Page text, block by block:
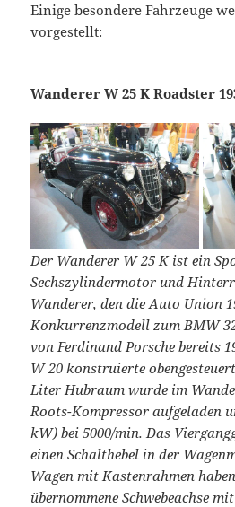
Einige besondere Fahrzeuge
vorgestellt:
Wanderer W 25 K Roadster
Der Wanderer W 25 K ist ein
Sechszylindermotor und
Wanderer, den die Auto Union
Konkurrenzmodell zum BMW
von Ferdinand Porsche bereits
W 20 konstruierte
Liter Hubraum wurde im
Roots-Kompressor aufgeladen
kW) bei 5000/min. Das
einen Schalthebel in der
Wagen mit Kastenrahmen
übernommene Schwebeachse